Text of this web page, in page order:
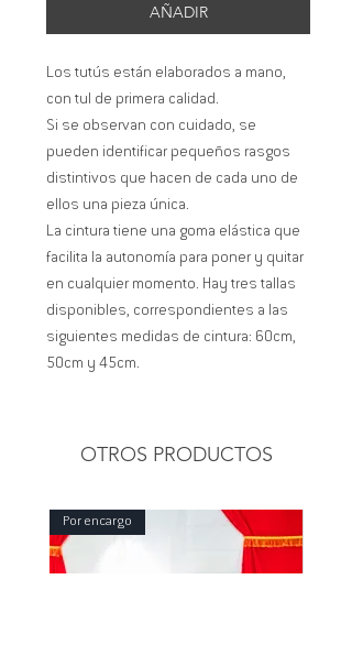
AÑADIR
Los tutús están elaborados a mano,
con tul de primera calidad.
Si se observan con cuidado, se
pueden identificar pequeños rasgos
distintivos que hacen de cada uno de
ellos una pieza única.
La cintura tiene una goma elástica que
facilita la autonomía para poner y quitar
en cualquier momento. Hay tres tallas
disponibles, correspondientes a las
siguientes medidas de cintura: 60cm,
50cm y 45cm.
OTROS PRODUCTOS
Por encargo